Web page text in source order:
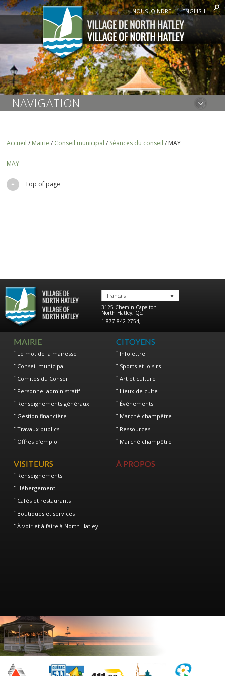
NOUS JOINDRE ENGLISH
NAVIGATION
Accueil / Mairie / Conseil municipal / Séances du conseil / MAY
MAY
Top of page
Français
3125 Chemin Capelton
North Hatley, Qc,
1 877-842-2754,
MAIRIE
Le mot de la mairesse
Conseil municipal
Comités du Conseil
Personnel administratif
Renseignements généraux
Gestion financière
Travaux publics
Offres d’emploi
CITOYENS
Infolettre
Sports et loisirs
Art et culture
Lieux de culte
Événements
Marché champêtre
Ressources
Marché champêtre
VISITEURS
Renseignements
Hébergement
Cafés et restaurants
Boutiques et services
À voir et à faire à North Hatley
À PROPOS